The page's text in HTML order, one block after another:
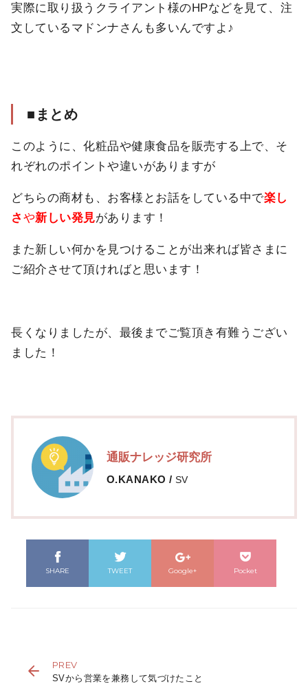
実際に取り扱うクライアント様のHPなどを見て、注
文しているマドンナさんも多いんですよ♪
■まとめ
このように、化粧品や健康食品を販売する上で、そ
れぞれのポイントや違いがありますが
どちらの商材も、お客様とお話をしている中で楽し
さや新しい発見があります！
また新しい何かを見つけることが出来れば皆さまに
ご紹介させて頂ければと思います！
長くなりましたが、最後までご覧頂き有難うござい
ました！
通販ナレッジ研究所
O.KANAKO/ SV
SHARE TWEET Google+ Pocket
PREV
SVから営業を兼務して気づけたこと